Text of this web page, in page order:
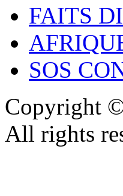
FAITS
SOS
Copyright
All rights